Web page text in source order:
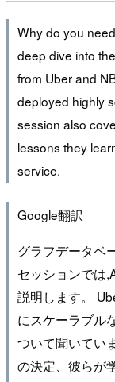
Why do you
deep dive into
from Uber and
deployed highly
session also
lessons they
service.
Google翻訳
グラフデータベ
セッションでは
説明します。
にスケーラブル
ついて聞いてい
の決定、彼らが